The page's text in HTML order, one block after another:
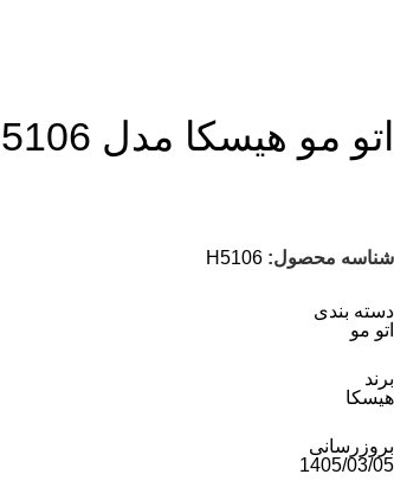
اتو مو هیسکا مدل H5106
شناسه محصول: H5106
دسته بندی
اتو مو
برند
هیسکا
بروزرسانی
1405/03/05